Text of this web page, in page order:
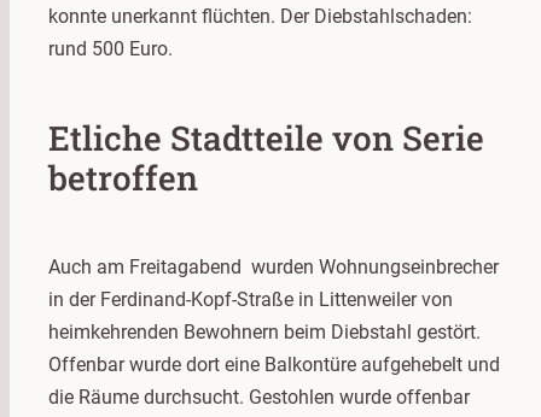
konnte unerkannt flüchten. Der Diebstahlschaden:
rund 500 Euro.
Etliche Stadtteile von Serie
betroffen
Auch am Freitagabend wurden Wohnungseinbrecher
in der Ferdinand-Kopf-Straße in Littenweiler von
heimkehrenden Bewohnern beim Diebstahl gestört.
Offenbar wurde dort eine Balkontüre aufgehebelt und
die Räume durchsucht. Gestohlen wurde offenbar